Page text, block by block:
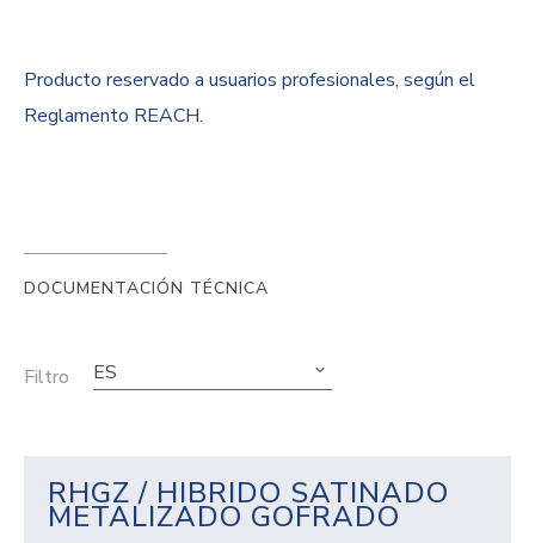
Producto reservado a usuarios profesionales, según el
Reglamento REACH.
DOCUMENTACIÓN TÉCNICA
Filtro ES
RHGZ / HIBRIDO SATINADO
METALIZADO GOFRADO